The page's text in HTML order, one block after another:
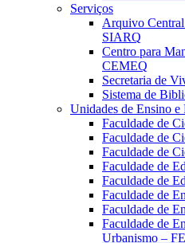
Serviços
Arquivo
SIARQ
Centro para
CEMEQ
Secretaria de
Sistema de
Unidades de Ensino e
Faculdade de
Faculdade de
Faculdade de
Faculdade de
Faculdade de
Faculdade de
Faculdade de
Faculdade de
Urbanismo –